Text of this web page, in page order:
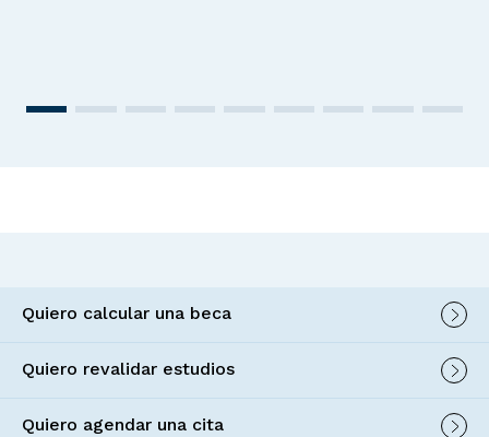
Quiero calcular una beca
Quiero revalidar estudios
Quiero agendar una cita